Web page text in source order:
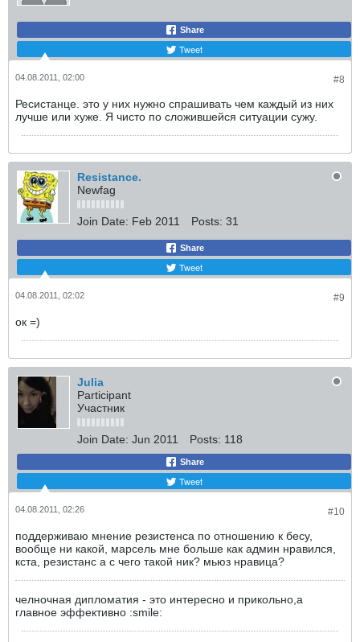
Share
Tweet
#8
04.08.2011, 02:00
Ресистанце. это у них нужно спрашивать чем каждый из них
лучше или хуже. Я чисто по сложившейся ситуации сужу.
Resistance.
Newfag
Join Date: Feb 2011 Posts: 31
Share
Tweet
#9
04.08.2011, 02:02
ок =)
Julia
Participant
Участник
Join Date: Jun 2011 Posts: 118
Share
Tweet
#10
04.08.2011, 02:26
поддерживаю мнение резистенса по отношению к бесу,
вообще ни какой, марсель мне больше как админ нравился,
кста, резистанс а с чего такой ник? мьюз нравица?
челночная дипломатия - это интересно и прикольно,а
главное эффективно :smile: